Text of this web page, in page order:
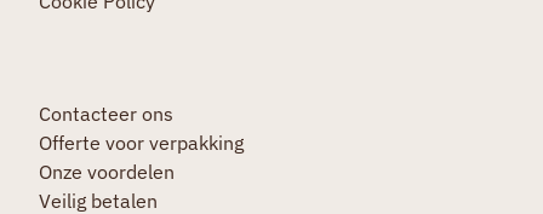
Contacteer ons
Offerte voor verpakking
Onze voordelen
Veilig betalen